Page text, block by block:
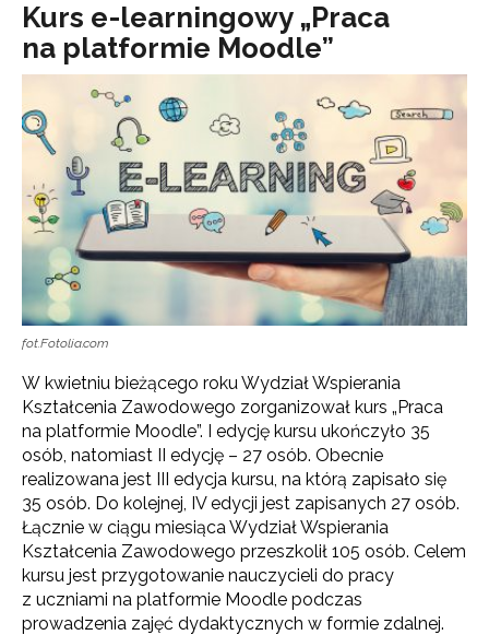
Kurs e-learningowy „Praca
na platformie Moodle”
fot.Fotolia.com
W kwietniu bieżącego roku Wydział Wspierania
Kształcenia Zawodowego zorganizował kurs „Praca
na platformie Moodle”. I edycję kursu ukończyło 35
osób, natomiast II edycję – 27 osób. Obecnie
realizowana jest III edycja kursu, na którą zapisało się
35 osób. Do kolejnej, IV edycji jest zapisanych 27 osób.
Łącznie w ciągu miesiąca Wydział Wspierania
Kształcenia Zawodowego przeszkolił 105 osób. Celem
kursu jest przygotowanie nauczycieli do pracy
z uczniami na platformie Moodle podczas
prowadzenia zajęć dydaktycznych w formie zdalnej.